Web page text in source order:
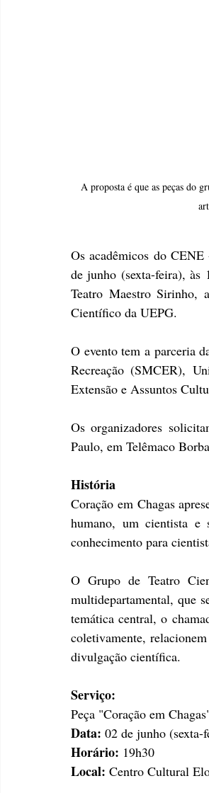
A proposta é que as peças do
Os acadêmicos do
de junho (sexta-feira),
Teatro Maestro Sirinho,
Científico da UEPG.
O evento tem a parceria
Recreação (SMCER),
Extensão e Assuntos
Os organizadores
Paulo, em Telêmaco
História
Coração em Chagas
humano, um cientista e
conhecimento para
O Grupo de Teatro
multidepartamental, que
temática central, o
coletivamente,
divulgação científica.
Serviço:
Peça "Coração em
Data: 02 de junho (sexta-
Horário: 19h30
Local: Centro Cultural